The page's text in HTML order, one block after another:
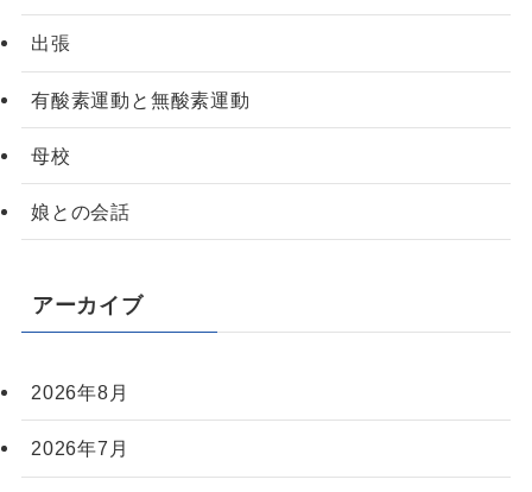
出張
有酸素運動と無酸素運動
母校
娘との会話
アーカイブ
2026年8月
2026年7月